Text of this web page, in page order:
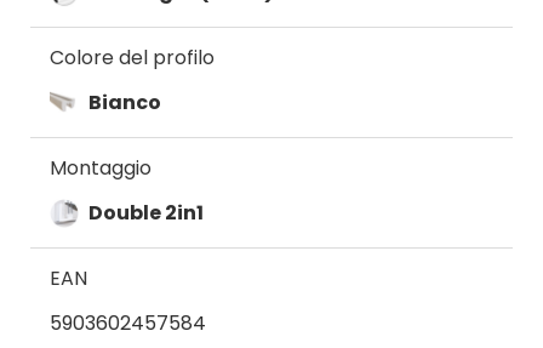
Colore del profilo
Bianco
Montaggio
Double 2in1
EAN
5903602457584